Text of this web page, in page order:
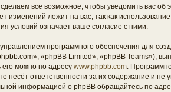
всё возможное, чтобы уведомить вас об
изменений лежит на вас, так как
условий означает ваше согласие с ними.
программного обеспечения для
«phpBB Limited», «phpBB Teams»),
можно по адресу www.phpbb.com .
несёт ответственности за их содержание и
информацией о phpBB обращайтесь по